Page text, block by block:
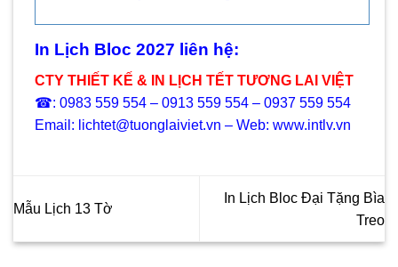
In Lịch Bloc 2027 liên hệ:
CTY THIẾT KẾ & IN LỊCH TẾT TƯƠNG LAI VIỆT
☎: 0983 559 554 – 0913 559 554 – 0937 559 554
Email: lichtet@tuonglaiviet.vn – Web: www.intlv.vn
Mẫu Lịch 13 Tờ
In Lịch Bloc Đại Tặng Bìa
Treo